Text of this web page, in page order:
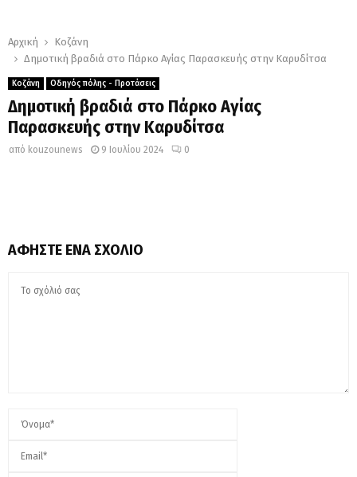
Αρχική
Κοζάνη
Δημοτική βραδιά στο Πάρκο Αγίας Παρασκευής στην Καρυδίτσα
Κοζάνη Οδηγός πόλης - Προτάσεις
Δημοτική βραδιά στο Πάρκο Αγίας
Παρασκευής στην Καρυδίτσα
από kouzounews 9 Ιουλίου 2024 0
ΑΦΉΣΤΕ ΈΝΑ ΣΧΌΛΙΟ